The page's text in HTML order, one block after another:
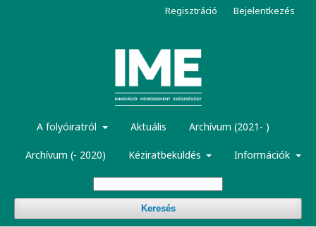
A folyóiratról Aktuális Archívum (2021- )
Archívum (- 2020) Kéziratbeküldés Információk
Keresés
Regisztráció Bejelentkezés